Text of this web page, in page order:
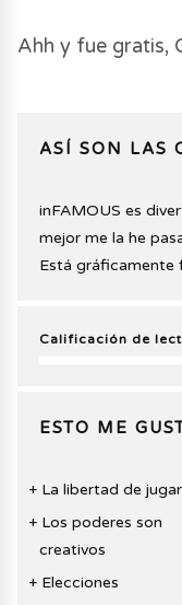
Ahh y fue gratis,
ASÍ SON LAS
inFAMOUS es
mejor me la he
Está gráficamente
Calificación de
ESTO ME
La libertad de jugar
Los poderes son
creativos
Elecciones